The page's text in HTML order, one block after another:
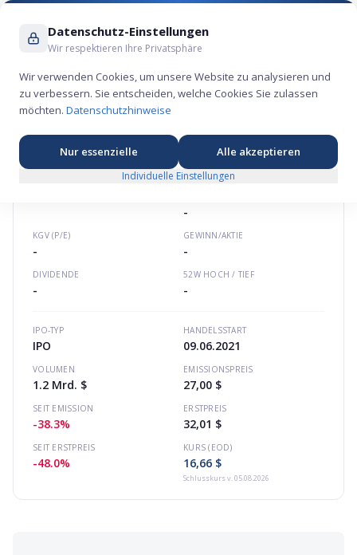
Suche ...
Marqeta Aktie – Finanz-Börsengang 2021
-
KGV (P/E)
-
GEWINN/AKTIE
-
DIVIDENDE
-
52W HOCH / TIEF
-
IPO-TYP
IPO
HANDELSSTART
09.06.2021
VOLUMEN
1.2 Mrd. $
EMISSIONSPREIS
27,00 $
SEIT EMISSION
-38.3%
ERSTPREIS
32,01 $
SEIT ERSTPREIS
-48.0%
KURS (EOD)
16,66 $
Schlusskursv. 05.08.2026
Datenschutz-Einstellungen
Wir respektieren Ihre Privatsphäre
Wir verwenden Cookies, um unsere Website zu analysieren und
zu verbessern. Sie entscheiden, welche Cookies Sie zulassen
möchten. Datenschutzhinweise
Nur essenzielle Alle akzeptieren
Individuelle Einstellungen